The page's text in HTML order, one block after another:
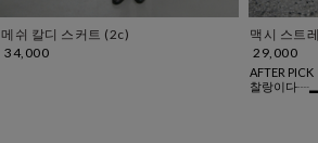
메쉬 칼디 스커트 (2c)
34,000
맥시 스트
29,000
AFTER PICK
찰랑이다┈▂